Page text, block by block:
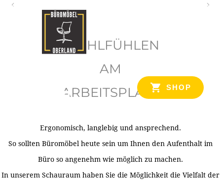
SHOP
WOHLFÜHLEN
AM
ARBEITSPLATZ
Ergonomisch, langlebig und ansprechend.
So sollten Büromöbel heute sein um Ihnen den Aufenthalt im
Büro so angenehm wie möglich zu machen.
In unserem Schauraum haben Sie die Möglichkeit die Vielfalt der